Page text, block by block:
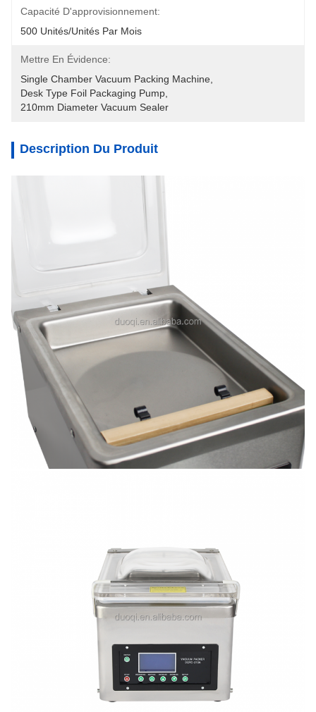
Capacité D'approvisionnement:
500 Unités/unités Par Mois
Mettre En Évidence:
Single Chamber Vacuum Packing Machine
Desk Type Foil Packaging Pump
210mm Diameter Vacuum Sealer
Description Du Produit